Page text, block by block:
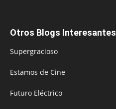
Otros Blogs Interesantes
Supergracioso
Estamos de Cine
Futuro Eléctrico